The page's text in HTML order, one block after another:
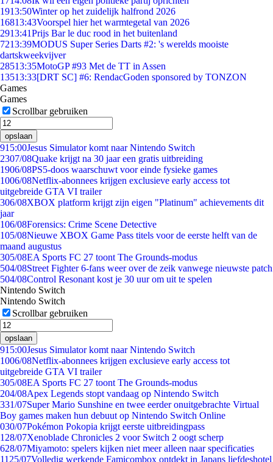
1913:50Winter op het zuidelijk halfrond 2026
16813:43Voorspel hier het warmtegetal van 2026
2913:41Prijs Bar le duc rood in het buitenland
7213:39MODUS Super Series Darts #2: 's werelds mooiste
dartskweekvijver
28513:35MotoGP #93 Met de TT in Assen
13513:33[DRT SC] #6: RendacGoden sponsored by TONZON
Games
Games
Scrollbar gebruiken
opslaan
915:00Jesus Simulator komt naar Nintendo Switch
2307/08Quake krijgt na 30 jaar een gratis uitbreiding
1906/08PS5-doos waarschuwt voor einde fysieke games
1006/08Netflix-abonnees krijgen exclusieve early access tot
uitgebreide GTA VI trailer
306/08XBOX platform krijgt zijn eigen "Platinum" achievements dit
jaar
106/08Forensics: Crime Scene Detective
105/08Nieuwe XBOX Game Pass titels voor de eerste helft van de
maand augustus
305/08EA Sports FC 27 toont The Grounds-modus
504/08Street Fighter 6-fans weer over de zeik vanwege nieuwste patch
504/08Control Resonant kost je 30 uur om uit te spelen
Nintendo Switch
Nintendo Switch
Scrollbar gebruiken
opslaan
915:00Jesus Simulator komt naar Nintendo Switch
1006/08Netflix-abonnees krijgen exclusieve early access tot
uitgebreide GTA VI trailer
305/08EA Sports FC 27 toont The Grounds-modus
204/08Apex Legends stopt vandaag op Nintendo Switch
331/07Super Mario Sunshine en twee eerder onuitgebrachte Virtual
Boy games maken hun debuut op Nintendo Switch Online
030/07Pokémon Pokopia krijgt eerste uitbreidingpass
1 28/07Xenoblade Chronicles 2 voor Switch 2 oogt scherp
628/07Miyamoto: spelers kijken niet meer alleen naar specificaties
11 25/07Volledig werkende Famicombox ontdekt in Japans liefdeshotel